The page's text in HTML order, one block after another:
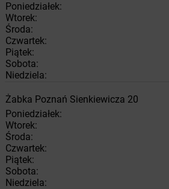
Poniedziałek:
Wtorek:
Środa:
Czwartek:
Piątek:
Sobota:
Niedziela:
Żabka Poznań Sienkiewicza 20
Poniedziałek:
Wtorek:
Środa:
Czwartek:
Piątek:
Sobota:
Niedziela: